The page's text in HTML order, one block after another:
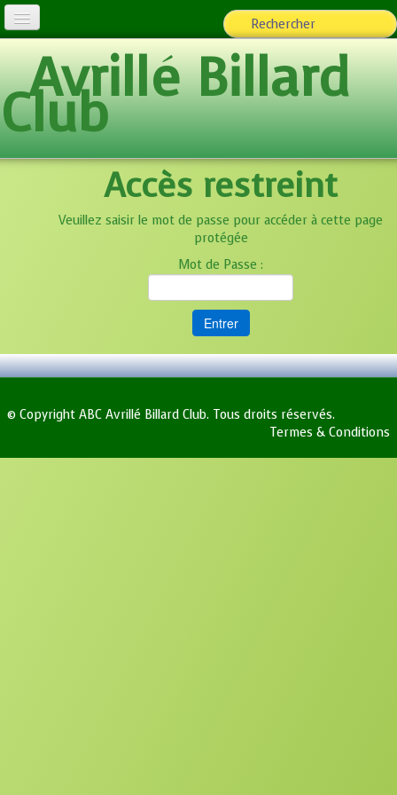
L'Association
Billard loisirs
Espace adhérents
▼
Avrillé Billard
Club
Accès restreint
Veuillez saisir le mot de passe pour accéder à cette page
protégée
Mot de Passe :
© Copyright ABC Avrillé Billard Club. Tous droits réservés.
Termes & Conditions